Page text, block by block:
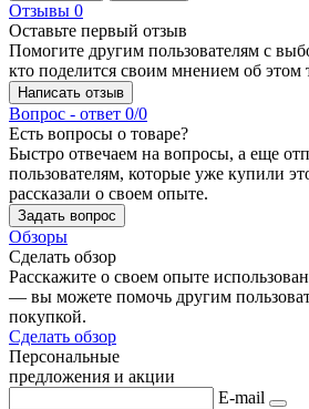
Отзывы 0
Оставьте первый отзыв
Помогите другим пользователям с
кто поделится своим мнением об этом
Написать отзыв
Вопрос - ответ 0/0
Есть вопросы о товаре?
Быстро отвечаем на вопросы, а еще
пользователям, которые уже купили
рассказали о своем опыте.
Задать вопрос
Обзоры
Сделать обзор
Расскажите о своем опыте
— вы можете помочь другим
покупкой.
Сделать обзор
Персональные
предложения и акции
E-mail